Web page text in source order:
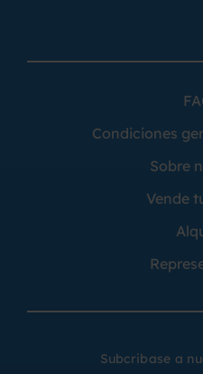
Condiciones
Sobre
Vende
Subcribase a